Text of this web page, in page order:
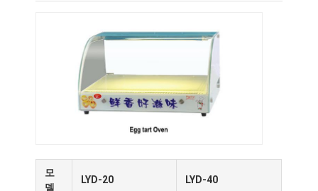
모
델
LYD-20 LYD-40